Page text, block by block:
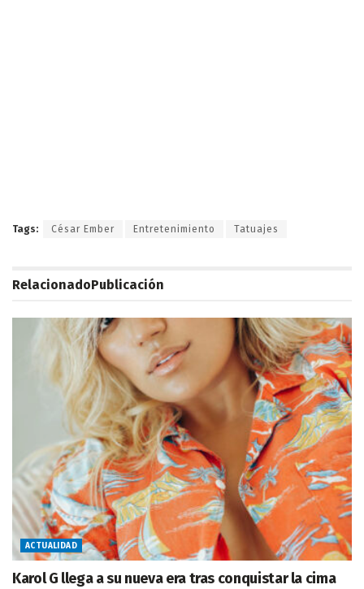
Tags: César Ember Entretenimiento Tatuajes
RelacionadoPublicación
ACTUALIDAD
Karol G llega a su nueva era tras conquistar la cima